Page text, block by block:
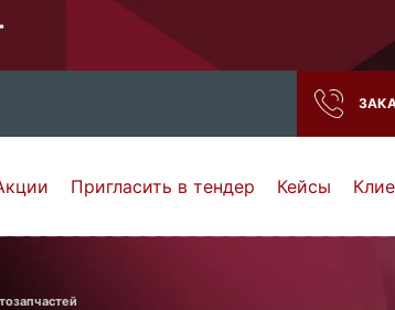
Тамбов
Пригласить в тендер Кейсы